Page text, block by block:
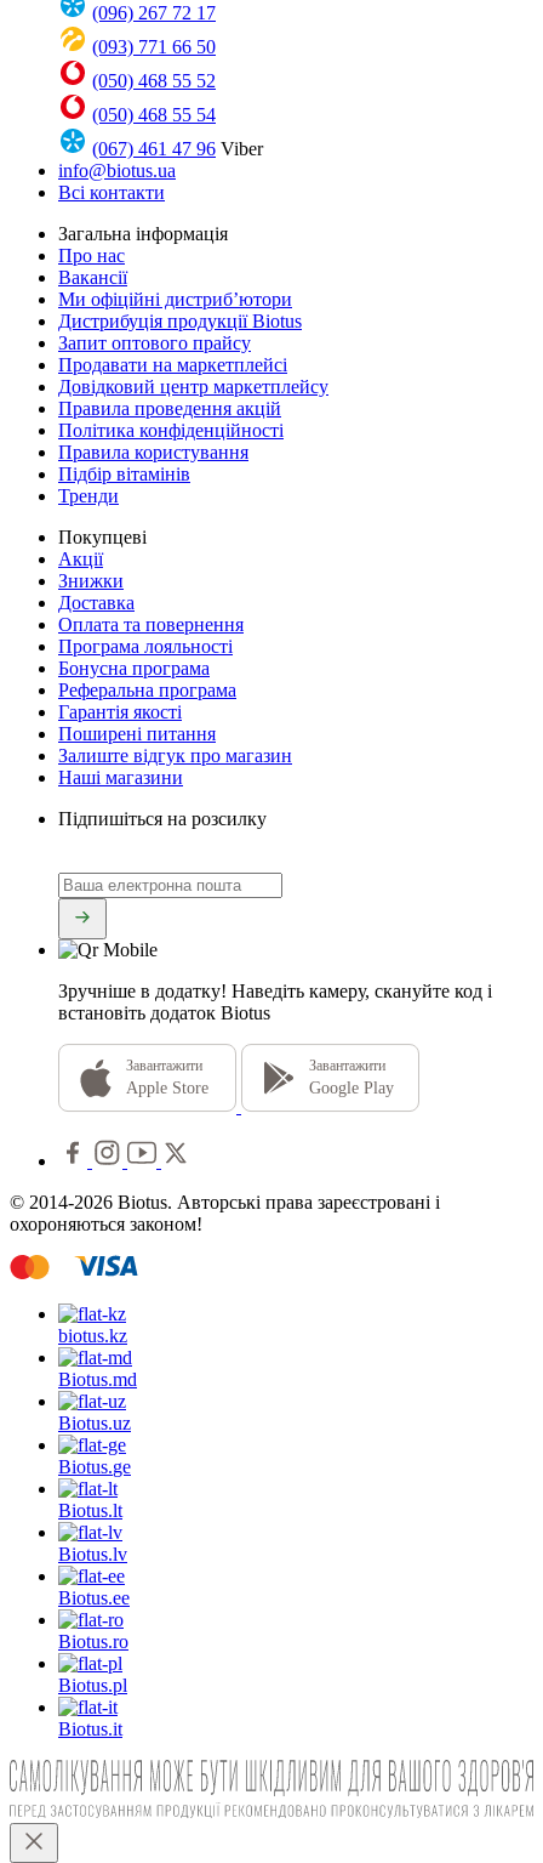
(096) 267 72 17
(093) 771 66 50
(050) 468 55 52
(050) 468 55 54
(067) 461 47 96 Viber
info@biotus.ua
Всі контакти
Загальна інформація
Про нас
Вакансії
Ми офіційні дистриб’ютори
Дистрибуція продукції Biotus
Запит оптового прайсу
Продавати на маркетплейсі
Довідковий центр маркетплейсу
Правила проведення акцій
Політика конфіденційності
Правила користування
Підбір вітамінів
Тренди
Покупцеві
Акції
Знижки
Доставка
Оплата та повернення
Програма лояльності
Бонусна програма
Реферальна програма
Гарантія якості
Поширені питання
Залиште відгук про магазин
Наші магазини
Підпишіться на розсилку
Зручніше в додатку! Наведіть камеру, скануйте код і
встановіть додаток Biotus
Завантажити
Apple Store
Завантажити
Google Play
© 2014-2026 Biotus. Авторські права зареєстровані і
охороняються законом!
biotus.kz
Biotus.md
Biotus.uz
Biotus.ge
Biotus.lt
Biotus.lv
Biotus.ee
Biotus.ro
Biotus.pl
Biotus.it